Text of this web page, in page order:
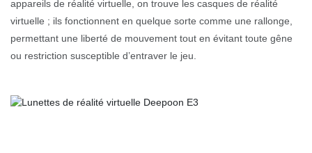
appareils de réalité virtuelle, on trouve les casques de réalité
virtuelle ; ils fonctionnent en quelque sorte comme une rallonge,
permettant une liberté de mouvement tout en évitant toute gêne
ou restriction susceptible d’entraver le jeu.